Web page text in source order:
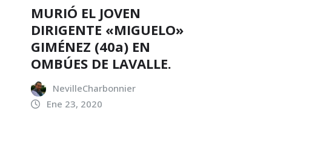
MURIÓ EL JOVEN
DIRIGENTE «MIGUELO»
GIMÉNEZ (40a) EN
OMBÚES DE LAVALLE.
NevilleCharbonnier
Ene 23, 2020